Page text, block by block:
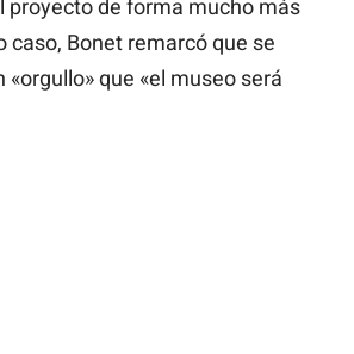
proyecto de forma mucho más
caso, Bonet remarcó que se
«orgullo» que «el museo será